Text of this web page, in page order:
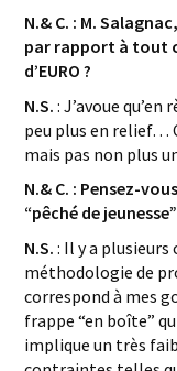
N.& C. : M.
par rapport à tout
d’EURO ?
N.S. : J’avoue
peu plus en relief…
mais pas non plus
N.& C. : Pensez-
“pêché de
N.S. : Il y a
méthodologie de
correspond à mes
frappe “en boîte”
implique un très